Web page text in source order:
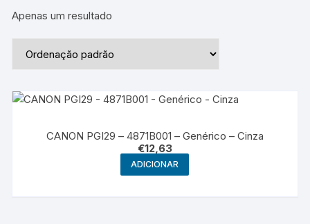
Apenas um resultado
CANON PGI29 – 4871B001 – Genérico – Cinza
€12,63
ADICIONAR